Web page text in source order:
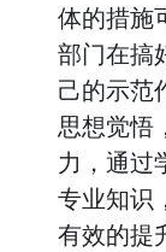
体的措施
部门在搞
己的示范
思想觉悟
力，通过
专业知识
有效的提